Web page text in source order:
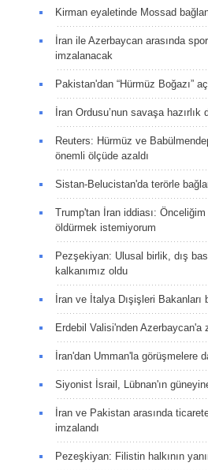
Kirman eyaletinde Mossad
İran ile Azerbaycan arasında
imzalanacak
Pakistan'dan “Hürmüz Boğazı”
İran Ordusu’nun savaşa
Reuters: Hürmüz ve
önemli ölçüde azaldı
Sistan-Belucistan'da terörle
Trump'tan İran iddiası:
öldürmek istemiyorum
Pezşekiyan: Ulusal birlik, dış
kalkanımız oldu
İran ve İtalya Dışişleri
Erdebil Valisi'nden Azerbaycan'a
İran'dan Umman'la görüşmelere
Siyonist İsrail, Lübnan'ın
İran ve Pakistan arasında
imzalandı
Pezeşkiyan: Filistin halkının